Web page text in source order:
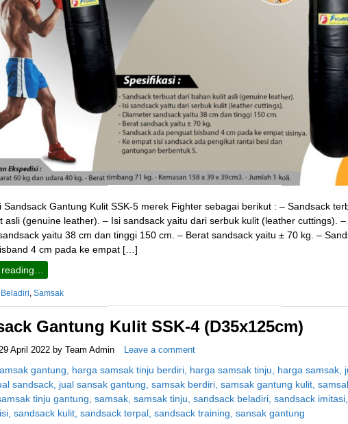
Sandsack Gantung Kulit SSK-5 merek Fighter sebagai berikut : – Sandsack
asli (genuine leather). – Isi sandsack yaitu dari serbuk kulit (leather cuttings). –
yaitu 38 cm dan tinggi 150 cm. – Berat sandsack yaitu ± 70 kg. –
4 cm pada ke empat […]
Beladiri Samsak
Gantung Kulit SSK-4 (D35x125cm)
April 2022 by Team Admin Leave a comment